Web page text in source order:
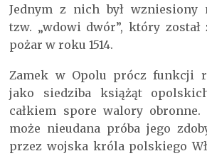
Jednym z nich był wzniesiony
tzw. „wdowi dwór”, który
pożar w roku 1514.
Zamek w Opolu prócz funkcji
jako siedziba książąt
całkiem spore walory
może nieudana próba jego
przez wojska króla polskiego